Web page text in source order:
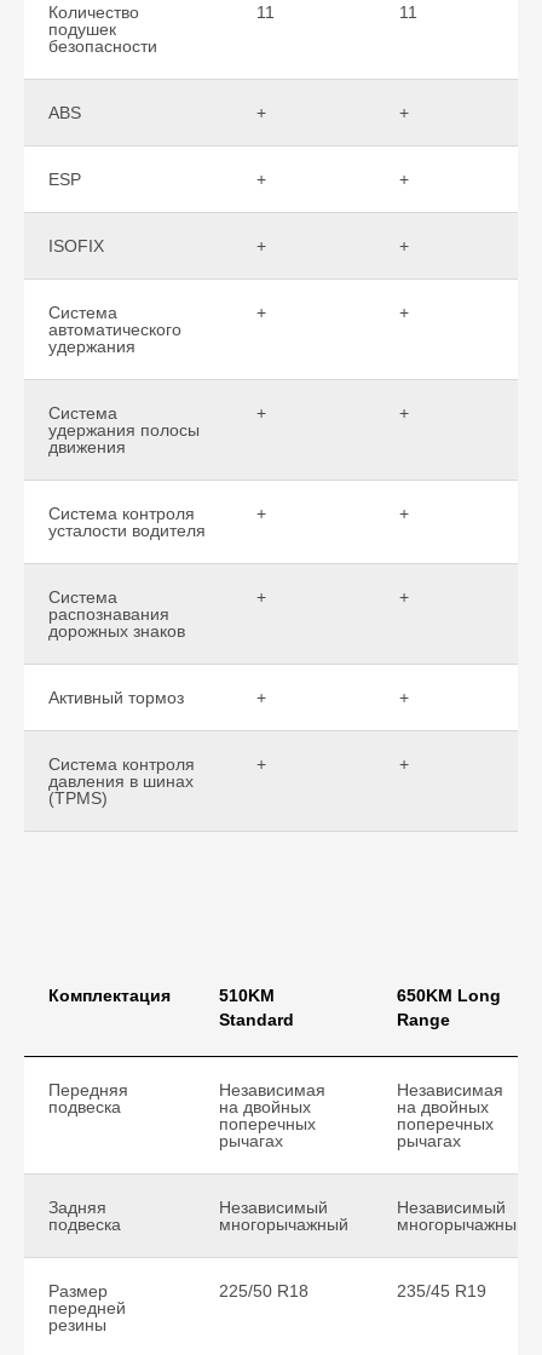
Количество
подушек
безопасности
11 11
ABS + +
ESP + +
ISOFIX + +
Система
автоматического
удержания
+ +
Система
удержания полосы
движения
+ +
Система контроля
усталости водителя
+ +
Система
распознавания
дорожных знаков
+ +
Активный тормоз + +
Система контроля
давления в шинах
(TPMS)
+ +
Комплектация
510KM
Standard
650KM Long
Range
Передняя
подвеска
Независимая
на двойных
поперечных
рычагах
Независимая
на двойных
поперечных
рычагах
Задняя
подвеска
Независимый
многорычажный
Независимый
многорычажный
Размер
передней
резины
225/50 R18 235/45 R19